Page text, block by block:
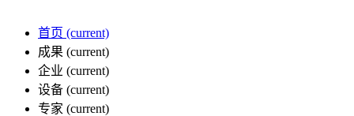
首页 (current)
成果 (current)
企业 (current)
设备 (current)
专家 (current)